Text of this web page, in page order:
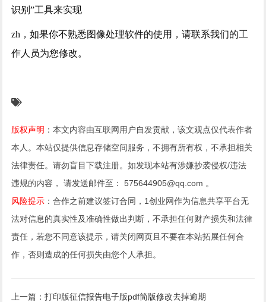
识别”工具来实现
zh，如果你不熟悉图像处理软件的使用，请联系我们的工
作人员为您修改。
版权声明 ：本文内容由互联网用户自发贡献，该文观点仅代表作者
本人。本站仅提供信息存储空间服务，不拥有所有权，不承担相关
法律责任。请勿盲目下载注册。如发现本站有涉嫌抄袭侵权/违法
违规的内容， 请发送邮件至： 575644905@qq.com 。
风险提示 ：合作之前建议签订合同，1创业网作为信息共享平台无
法对信息的真实性及准确性做出判断，不承担任何财产损失和法律
责任，若您不同意该提示，请关闭网页且不要在本站拓展任何合
作，否则造成的任何损失由您个人承担。
上一篇：打印版征信报告电子版pdf简版修改去掉逾期